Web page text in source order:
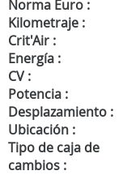
Norma Euro :
Kilometraje :
Crit'Air :
Energía :
CV :
Potencia :
Desplazamiento :
Ubicación :
Tipo de caja de
cambios :